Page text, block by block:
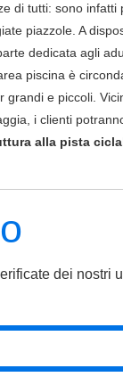
di tutti: sono
piazzole. A
dedicata agli
piscina è
grandi e piccoli.
i clienti
alla pista
dei nostri